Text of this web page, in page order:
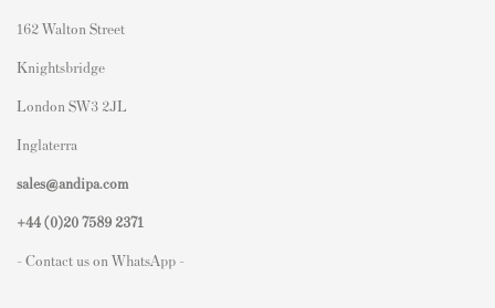
162 Walton Street
Knightsbridge
London SW3 2JL
Inglaterra
sales@andipa.com
+44 (0)20 7589 2371
- Contact us on WhatsApp -